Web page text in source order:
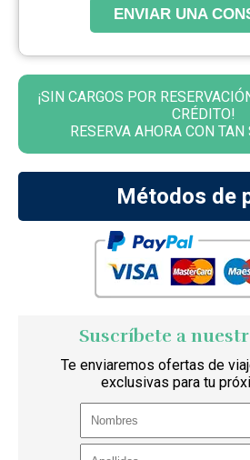
ENVIAR UNA
¡SIN CARGOS POR
CRÉDITO!
RESERVA AHORA CON TAN
Métodos de
Suscríbete a
Te enviaremos ofertas de
exclusivas para tu